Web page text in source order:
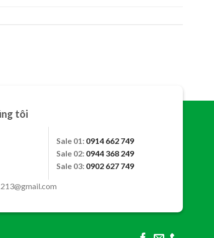
tôi
Sale 01: 0914 662 749
Sale 02: 0944 368 249
Sale 03: 0902 627 749